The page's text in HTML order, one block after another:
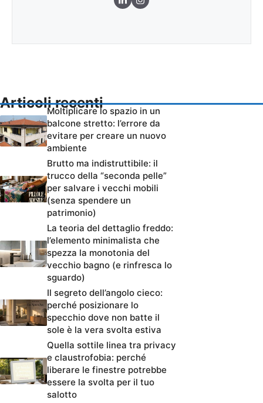
Articoli recenti
Moltiplicare lo spazio in un
balcone stretto: l’errore da
evitare per creare un nuovo
ambiente
Brutto ma indistruttibile: il
trucco della “seconda pelle”
per salvare i vecchi mobili
(senza spendere un
patrimonio)
La teoria del dettaglio freddo:
l’elemento minimalista che
spezza la monotonia del
vecchio bagno (e rinfresca lo
sguardo)
Il segreto dell’angolo cieco:
perché posizionare lo
specchio dove non batte il
sole è la vera svolta estiva
Quella sottile linea tra privacy
e claustrofobia: perché
liberare le finestre potrebbe
essere la svolta per il tuo
salotto